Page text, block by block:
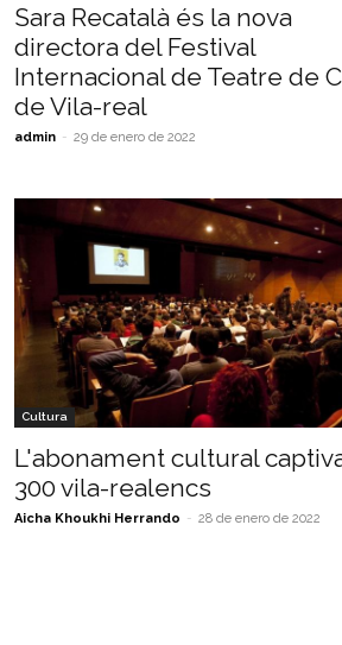
Sara Recatalà és la nova
directora del Festival
Internacional de Teatre de
de Vila-real
admin - 29 de enero de 2022
Cultura
L'abonament cultural
300 vila-realencs
Aicha Khoukhi Herrando - 28 de enero de 2022